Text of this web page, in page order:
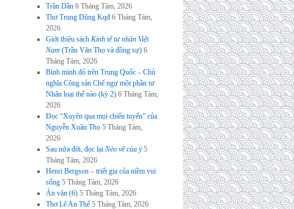
Trần Dần 6 Tháng Tám, 2026
Thơ Trung Dũng Kqđ 6 Tháng Tám,
2026
Giới thiệu sách Kinh tế tư nhân Việt
Nam (Trần Văn Thọ và đồng sự) 6
Tháng Tám, 2026
Bình minh đỏ trên Trung Quốc – Chủ
nghĩa Cộng sản Chế ngự một phần tư
Nhân loại thế nào (kỳ 2) 6 Tháng Tám,
2026
Đọc “Xuyên qua mọi chiến tuyến” của
Nguyễn Xuân Thọ 5 Tháng Tám,
2026
Sau nửa đời, đọc lại Nẻo về của ý 5
Tháng Tám, 2026
Henri Bergson – triết gia của niềm vui
sống 5 Tháng Tám, 2026
Án văn (6) 5 Tháng Tám, 2026
Thơ Lê An Thế 5 Tháng Tám, 2026